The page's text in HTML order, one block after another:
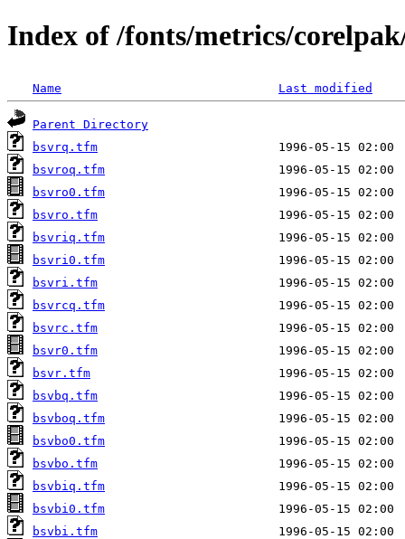
Index of /fonts/metrics/
Name Last modified
Parent Directory
bsvrq.tfm
bsvroq.tfm
bsvro0.tfm
bsvro.tfm
bsvriq.tfm
bsvri0.tfm
bsvri.tfm
bsvrcq.tfm
bsvrc.tfm
bsvr0.tfm
bsvr.tfm
bsvbq.tfm
bsvboq.tfm
bsvbo0.tfm
bsvbo.tfm
bsvbiq.tfm
bsvbi0.tfm
bsvbi.tfm